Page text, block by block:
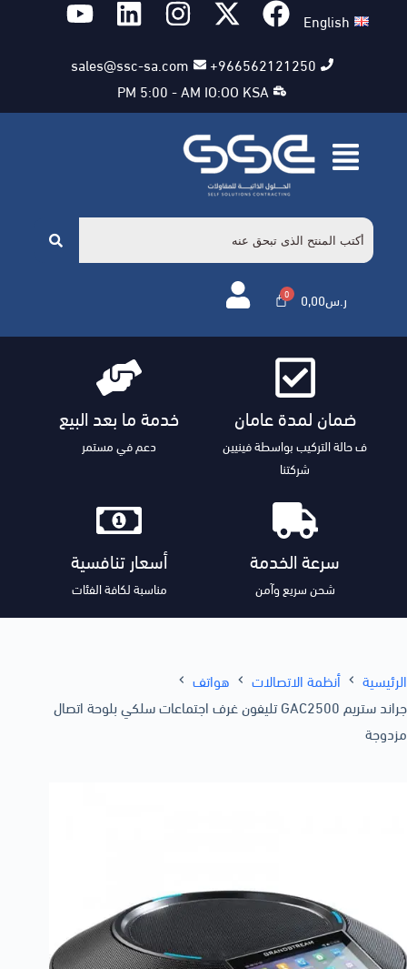
English
966562121250+
sales@ssc-sa.com
PM 5:00 - AM IO:OO KSA
0,00ر.س
ضمان لمدة عامان
ف حالة التركيب بواسطة فينيين
شركتنا
خدمة ما بعد البيع
دعم في مستمر
سرعة الخدمة
شحن سريع وآمن
أسعار تنافسية
مناسبة لكافة الفئات
الرئيسية أنظمة الاتصالات
هواتف
جراند ستريم GAC2500 تليفون غرف اجتماعات سلكي بلوحة اتصال
مزدوجة